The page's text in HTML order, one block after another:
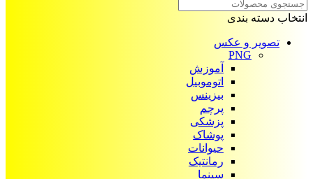
انتخاب دسته بندی
تصویر و عکس
PNG
آموزش
اتوموبیل
بیزینس
پرچم
پزشکی
پوشاک
حیوانات
رمانتیک
سینما